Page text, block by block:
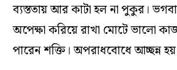
ব্যস্ততায় আর কাটা হল না পুকুর।
অপেক্ষা করিয়ে রাখা মোটে ভালো
পারেন শক্তি। অপরাধবোধে আচ্ছন্ন